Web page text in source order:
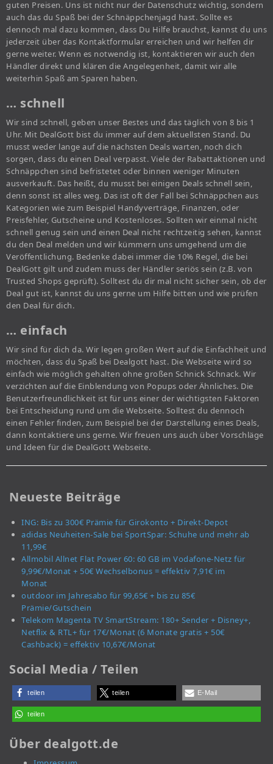
guten Preisen. Uns ist nicht nur der Datenschutz wichtig, sondern
auch das du Spaß bei der Schnäppchenjagd hast. Sollte es
dennoch mal dazu kommen, dass Du Hilfe brauchst, kannst du uns
jederzeit über das Kontaktformular erreichen und wir helfen dir
gerne weiter. Wenn es notwendig ist, kontaktieren wir auch den
Händler direkt und klären die Angelegenheit, damit wir alle
weiterhin Spaß am Sparen haben.
… schnell
Wir sind schnell, geben unser Bestes und das täglich von 8 bis 1
Uhr. Mit DealGott bist du immer auf dem aktuellsten Stand. Du
musst weder lange auf die nächsten Deals warten, noch dich
sorgen, dass du einen Deal verpasst. Viele der Rabattaktionen und
Schnäppchen sind befristetet oder binnen weniger Minuten
ausverkauft. Das heißt, du musst bei einigen Deals schnell sein,
denn sonst ist alles weg. Das ist oft der Fall bei Schnäppchen aus
Kategorien wie zum Beispiel Handyverträge, Finanzen, oder
Preisfehler, Gutscheine und Kostenloses. Sollten wir einmal nicht
schnell genug sein und einen Deal nicht rechtzeitig sehen, kannst
du den Deal melden und wir kümmern uns umgehend um die
Veröffentlichung. Bedenke dabei immer die 10% Regel, die bei
DealGott gilt und zudem muss der Händler seriös sein (z.B. von
Trusted Shops geprüft). Solltest du dir mal nicht sicher sein, ob der
Deal gut ist, kannst du uns gerne um Hilfe bitten und wie prüfen
den Deal für dich.
… einfach
Wir sind für dich da. Wir legen großen Wert auf die Einfachheit und
möchten, dass du Spaß bei Dealgott hast. Die Webseite wird so
einfach wie möglich gehalten ohne großen Schnick Schnack. Wir
verzichten auf die Einblendung von Popups oder Ähnliches. Die
Benutzerfreundlichkeit ist für uns einer der wichtigsten Faktoren
bei Entscheidung rund um die Webseite. Solltest du dennoch
einen Fehler finden, zum Beispiel bei der Darstellung eines Deals,
dann kontaktiere uns gerne. Wir freuen uns auch über Vorschläge
und Ideen für die DealGott Webseite.
Neueste Beiträge
ING: Bis zu 300€ Prämie für Girokonto + Direkt-Depot
adidas Neuheiten-Sale bei SportSpar: Schuhe und mehr ab
11,99€
Allmobil Allnet Flat Power 60: 60 GB im Vodafone-Netz für
9,99€/Monat + 50€ Wechselbonus = effektiv 7,91€ im
Monat
outdoor im Jahresabo für 99,65€ + bis zu 85€
Prämie/Gutschein
Telekom Magenta TV SmartStream: 180+ Sender + Disney+,
Netflix & RTL+ für 17€/Monat (6 Monate gratis + 50€
Cashback) = effektiv 10,67€/Monat
Social Media / Teilen
teilen teilen E-Mail
teilen
Über dealgott.de